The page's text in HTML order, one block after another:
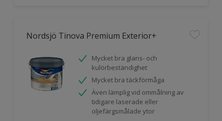
Nordsjö Tinova Premium Exterior+
Mycket bra glans- och
kulörbeständighet
Mycket bra täckförmåga
Även lämplig vid ommålning av
tidigare laserade eller
oljefärgsmålade ytor